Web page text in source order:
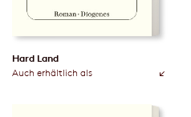
Hard Land
Auch erhältlich als